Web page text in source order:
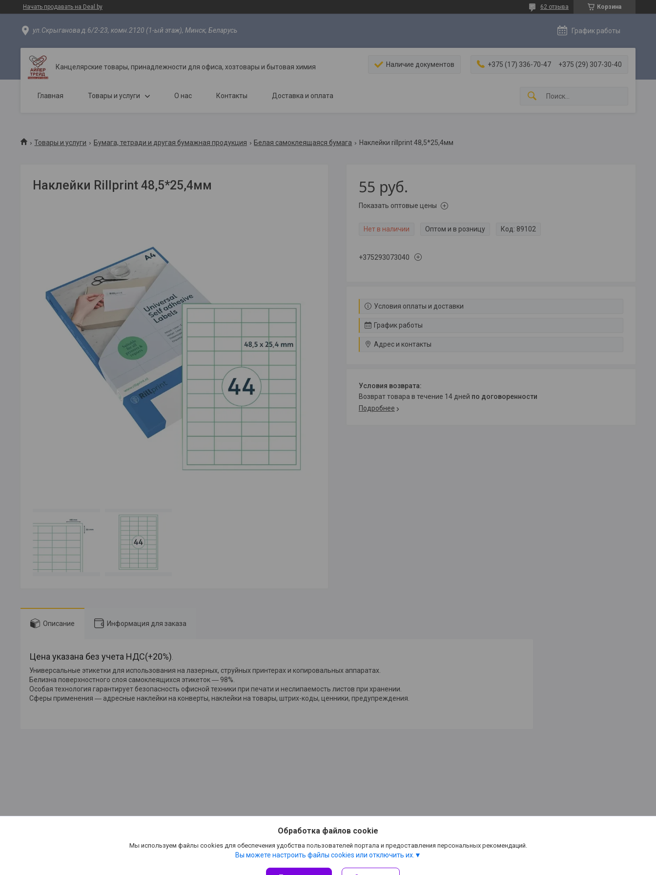
Начать продавать на Deal.by Корзина
62 отзыва
ул.Скрыганова д.6/2-23, комн.2120 (1-ый этаж), Минск, Беларусь График работы
Канцелярские товары, принадлежности для офиса, хозтовары и бытовая химия Наличие документов +375 (17) 336-70-47 +375 (29) 307-30-40
Главная Товары и услуги О нас Контакты Доставка и оплата
Товары и услуги Бумага, тетради и другая бумажная продукция Белая самоклеящаяся бумага Наклейки rillprint 48,5*25,4мм
Наклейки Rillprint 48,5*25,4мм 55 руб.
Показать оптовые цены
Нет в наличии Оптом и в розницу Код: 89102
+375293073040
Условия оплаты и доставки
График работы
Адрес и контакты
возврат товара в течение 14 дней по договоренности
Подробнее
Описание Информация для заказа
Цена указана без учета НДС(+20%)
Универсальные этикетки для использования на лазерных, струйных принтерах и копировальных аппаратах.
Белизна поверхностного слоя самоклеящихся этикеток ― 98%.
Особая технология гарантирует безопасность офисной техники при печати и неслипаемость листов при хранении.
Сферы применения ― адресные наклейки на конверты, наклейки на товары, штрих-коды, ценники, предупреждения.
Обработка файлов cookie
Мы используем файлы cookies для обеспечения удобства пользователей портала и предоставления персональных рекомендаций.
Вы можете настроить файлы cookies или отключить их.